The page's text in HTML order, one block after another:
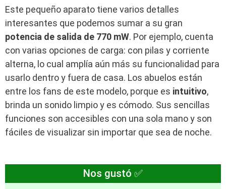
Este pequeño aparato tiene varios detalles
interesantes que podemos sumar a su gran
potencia de salida de 770 mW. Por ejemplo, cuenta
con varias opciones de carga: con pilas y corriente
alterna, lo cual amplía aún más su funcionalidad para
usarlo dentro y fuera de casa. Los abuelos están
entre los fans de este modelo, porque es intuitivo,
brinda un sonido limpio y es cómodo. Sus sencillas
funciones son accesibles con una sola mano y son
fáciles de visualizar sin importar que sea de noche.
Nos gustó ✅